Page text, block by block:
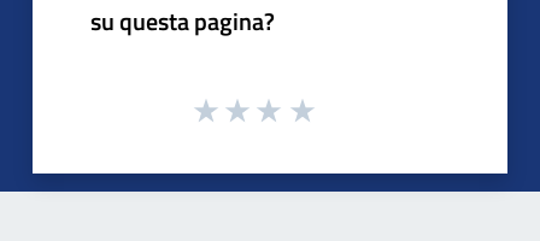
su questa pagina?